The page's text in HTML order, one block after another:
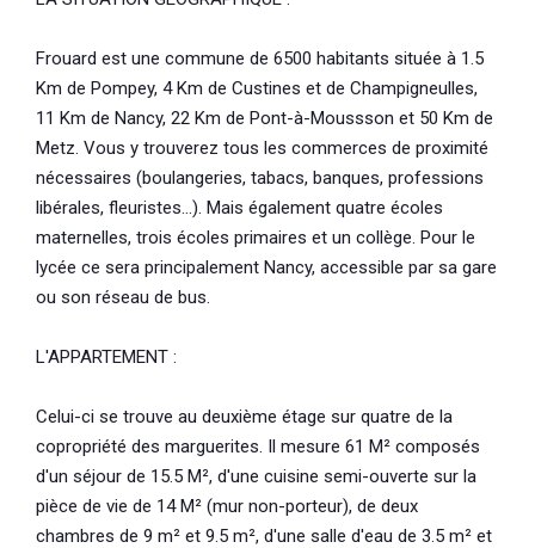
Frouard est une commune de 6500 habitants située à 1.5
Km de Pompey, 4 Km de Custines et de Champigneulles,
11 Km de Nancy, 22 Km de Pont-à-Moussson et 50 Km de
Metz. Vous y trouverez tous les commerces de proximité
nécessaires (boulangeries, tabacs, banques, professions
libérales, fleuristes...). Mais également quatre écoles
maternelles, trois écoles primaires et un collège. Pour le
lycée ce sera principalement Nancy, accessible par sa gare
ou son réseau de bus.
L'APPARTEMENT :
Celui-ci se trouve au deuxième étage sur quatre de la
copropriété des marguerites. Il mesure 61 M² composés
d'un séjour de 15.5 M², d'une cuisine semi-ouverte sur la
pièce de vie de 14 M² (mur non-porteur), de deux
chambres de 9 m² et 9.5 m², d'une salle d'eau de 3.5 m² et